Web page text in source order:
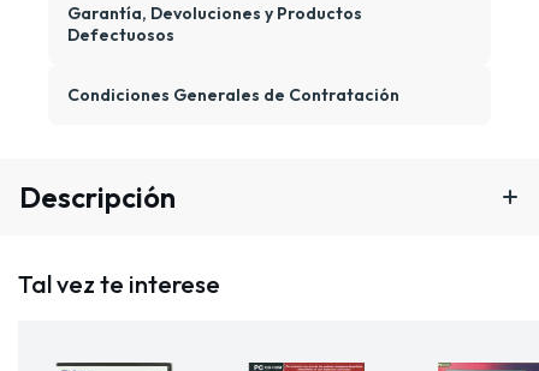
Garantía, Devoluciones y Productos
Defectuosos
Condiciones Generales de Contratación
Descripción
Tal vez te interese